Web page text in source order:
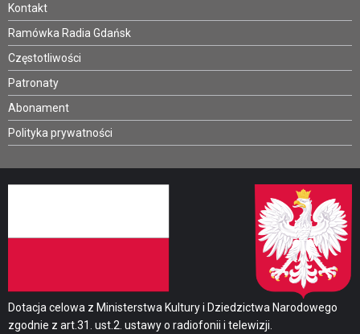
Kontakt
Ramówka Radia Gdańsk
Częstotliwości
Patronaty
Abonament
Polityka prywatności
Dotacja celowa z Ministerstwa Kultury i Dziedzictwa Narodowego
zgodnie z art.31. ust.2. ustawy o radiofonii i telewizji.